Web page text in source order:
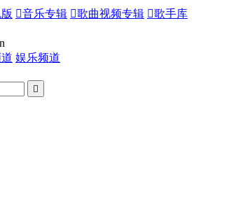
音乐专辑 歌曲视频专辑 歌手库
娱乐频道
